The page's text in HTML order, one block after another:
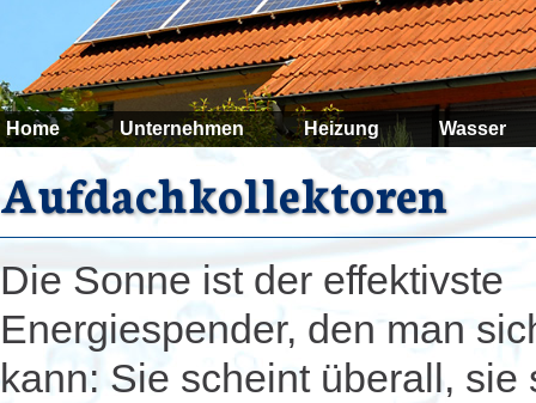
Home Unternehmen Heizung Wasser
Aufdachkollektoren
Die Sonne ist der effektivste
Energiespender, den man
kann: Sie scheint überall, sie